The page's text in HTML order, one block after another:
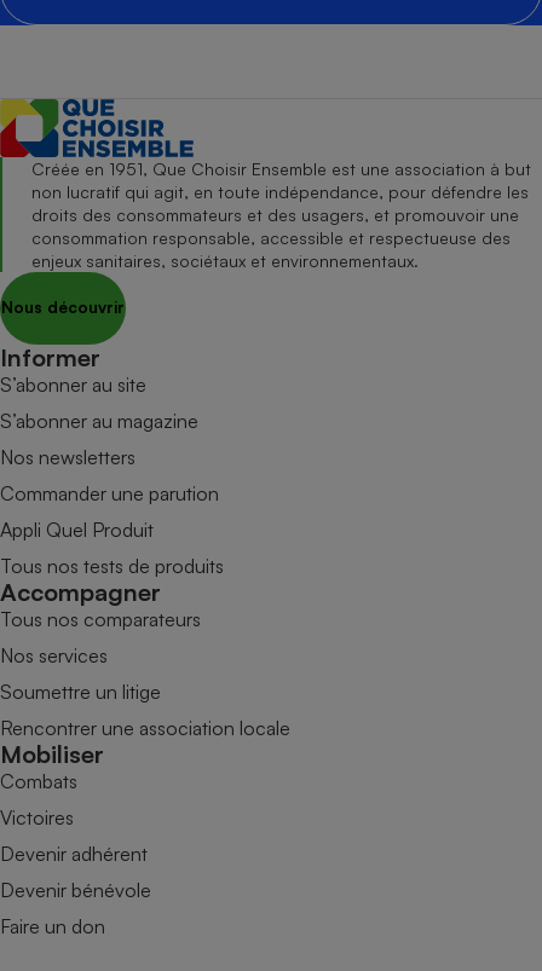
Créée en 1951, Que Choisir Ensemble est une association à but
non lucratif qui agit, en toute indépendance, pour défendre les
droits des consommateurs et des usagers, et promouvoir une
consommation responsable, accessible et respectueuse des
enjeux sanitaires, sociétaux et environnementaux.
Nous découvrir
Informer
S’abonner au site
S’abonner au magazine
Nos newsletters
Commander une parution
Appli Quel Produit
Tous nos tests de produits
Accompagner
Tous nos comparateurs
Nos services
Soumettre un litige
Rencontrer une association locale
Mobiliser
Combats
Victoires
Devenir adhérent
Devenir bénévole
Faire un don